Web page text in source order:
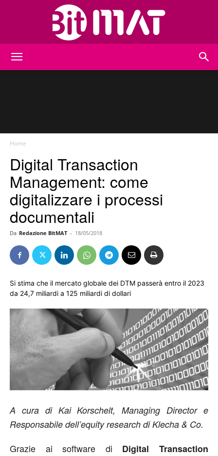
Home
Digital Transaction
Management: come
digitalizzare i processi
documentali
Da Redazione BitMAT - 18/05/2018
Si stima che il mercato globale dei DTM passerà entro il 2023
da 24,7 miliardi a 125 miliardi di dollari
A cura di Kai Korschelt, Managing Director e
Responsabile dell’equity research di Klecha & Co.
Grazie ai software di Digital Transaction